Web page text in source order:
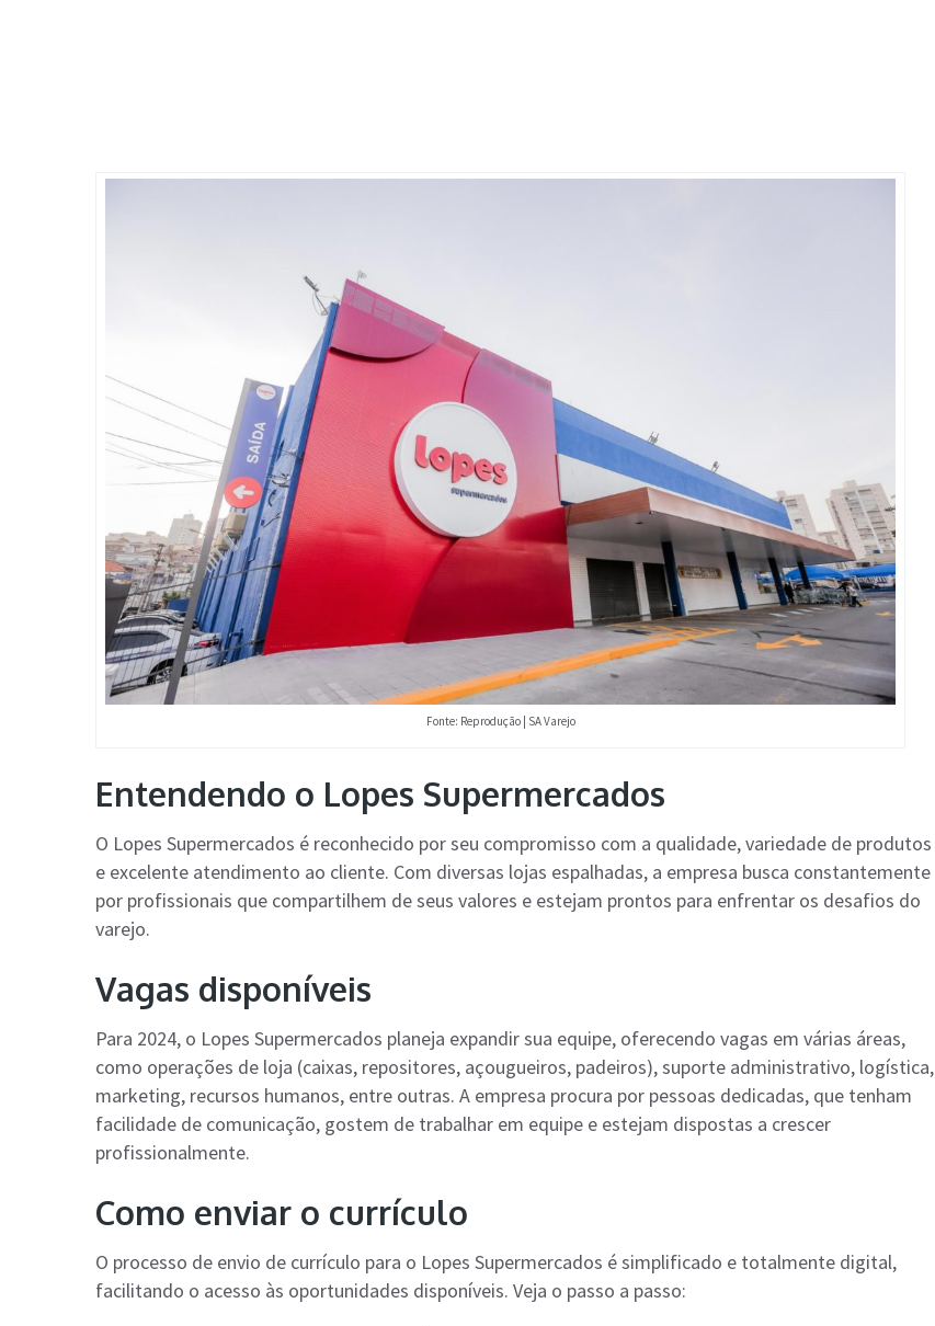
Fonte: Reprodução | SA Varejo
Entendendo o Lopes Supermercados
O Lopes Supermercados é reconhecido por seu compromisso com a qualidade, variedade de produtos
e excelente atendimento ao cliente. Com diversas lojas espalhadas, a empresa busca constantemente
por profissionais que compartilhem de seus valores e estejam prontos para enfrentar os desafios do
varejo.
Vagas disponíveis
Para 2024, o Lopes Supermercados planeja expandir sua equipe, oferecendo vagas em várias áreas,
como operações de loja (caixas, repositores, açougueiros, padeiros), suporte administrativo, logística,
marketing, recursos humanos, entre outras. A empresa procura por pessoas dedicadas, que tenham
facilidade de comunicação, gostem de trabalhar em equipe e estejam dispostas a crescer
profissionalmente.
Como enviar o currículo
O processo de envio de currículo para o Lopes Supermercados é simplificado e totalmente digital,
facilitando o acesso às oportunidades disponíveis. Veja o passo a passo: